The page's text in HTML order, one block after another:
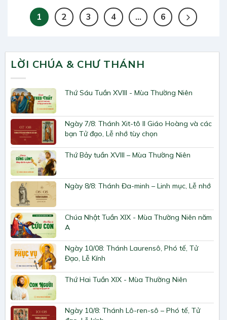
1 2 3 4 … 6
LỜI CHÚA & CHƯ THÁNH
Thứ Sáu Tuần XVIII - Mùa Thường Niên
Ngày 7/8: Thánh Xit-tô II Giáo Hoàng và các
bạn Tử đạo, Lễ nhớ tùy chọn
Thứ Bảy tuần XVIII – Mùa Thường Niên
Ngày 8/8: Thánh Đa-minh – Linh mục, Lễ nhớ
Chúa Nhật Tuần XIX - Mùa Thường Niên năm
A
Ngày 10/08: Thánh Laurensô, Phó tế, Tử
Đạo, Lễ Kính
Thứ Hai Tuần XIX - Mùa Thường Niên
Ngày 10/8: Thánh Lô-ren-sô – Phó tế, Tử